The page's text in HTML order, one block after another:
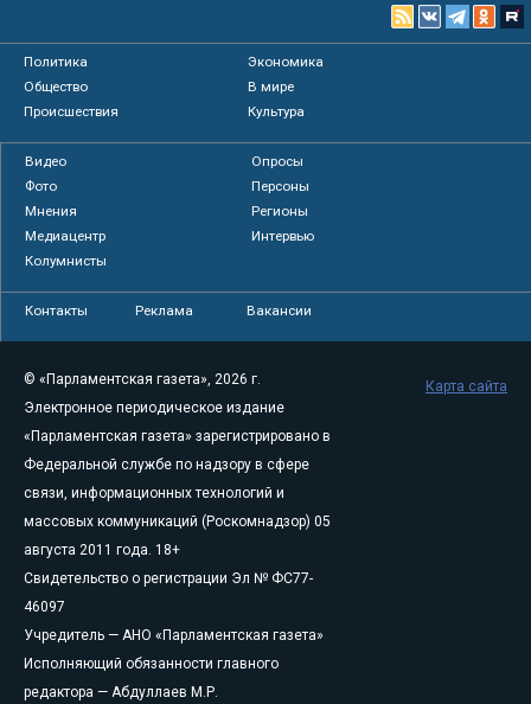
Политика
Экономика
Общество
В мире
Происшествия
Культура
Видео
Опросы
Фото
Персоны
Мнения
Регионы
Медиацентр
Интервью
Колумнисты
Контакты Реклама Вакансии
© «Парламентская газета», 2026 г.
Электронное периодическое издание
«Парламентская газета» зарегистрировано в
Федеральной службе по надзору в сфере
связи, информационных технологий и
массовых коммуникаций (Роскомнадзор) 05
августа 2011 года. 18+
Свидетельство о регистрации Эл № ФС77-
46097
Учредитель — АНО «Парламентская газета»
Исполняющий обязанности главного
редактора — Абдуллаев М.Р.
Карта сайта